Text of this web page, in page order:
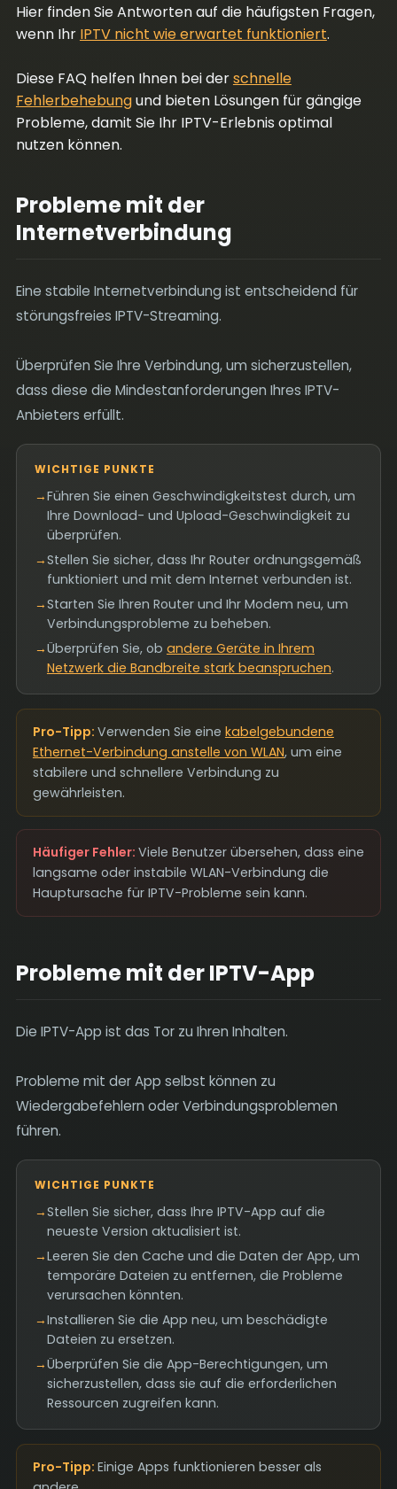
Hier finden Sie Antworten auf die häufigsten Fragen,
wenn Ihr IPTV nicht wie erwartet funktioniert.
Diese FAQ helfen Ihnen bei derschnelle
Fehlerbehebungund bieten Lösungen für gängige
Probleme, damit Sie Ihr IPTV-Erlebnis optimal
nutzen können.
Probleme mit der
Internetverbindung
Eine stabile Internetverbindung ist entscheidend für
störungsfreies IPTV-Streaming.
Überprüfen Sie Ihre Verbindung, um sicherzustellen,
dass diese die Mindestanforderungen Ihres IPTV-
Anbieters erfüllt.
WICHTIGE PUNKTE
→Führen Sie einen Geschwindigkeitstest durch, um
Ihre Download- und Upload-Geschwindigkeit zu
überprüfen.
→Stellen Sie sicher, dass Ihr Router ordnungsgemäß
funktioniert und mit dem Internet verbunden ist.
→Starten Sie Ihren Router und Ihr Modem neu, um
Verbindungsprobleme zu beheben.
→Überprüfen Sie, ob andere Geräte in Ihrem
Netzwerk die Bandbreite stark beanspruchen.
Pro-Tipp: Verwenden Sie eine kabelgebundene
Ethernet-Verbindung anstelle von WLAN, um eine
stabilere und schnellere Verbindung zu
gewährleisten.
Häufiger Fehler: Viele Benutzer übersehen, dass eine
langsame oder instabile WLAN-Verbindung die
Hauptursache für IPTV-Probleme sein kann.
Probleme mit der IPTV-App
Die IPTV-App ist das Tor zu Ihren Inhalten.
Probleme mit der App selbst können zu
Wiedergabefehlern oder Verbindungsproblemen
führen.
WICHTIGE PUNKTE
→Stellen Sie sicher, dass Ihre IPTV-App auf die
neueste Version aktualisiert ist.
→Leeren Sie den Cache und die Daten der App, um
temporäre Dateien zu entfernen, die Probleme
verursachen könnten.
→Installieren Sie die App neu, um beschädigte
Dateien zu ersetzen.
→Überprüfen Sie die App-Berechtigungen, um
sicherzustellen, dass sie auf die erforderlichen
Ressourcen zugreifen kann.
Pro-Tipp: Einige Apps funktionieren besser als